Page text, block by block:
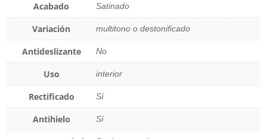
Acabado Satinado
Variación multitono o destonificado
Antideslizante No
Uso interior
Rectificado Sí
Antihielo Sí